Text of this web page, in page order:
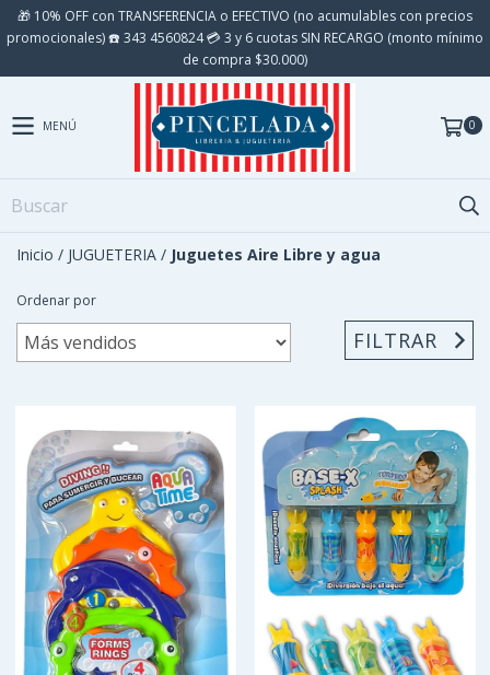
🎁 10% OFF con TRANSFERENCIA o EFECTIVO (no acumulables con precios
promocionales) ☎️ 343 4560824 💳 3 y 6 cuotas SIN RECARGO (monto mínimo
de compra $30.000)
MENÚ 0
Inicio / JUGUETERIA / Juguetes Aire Libre y agua
Ordenar por
FILTRAR